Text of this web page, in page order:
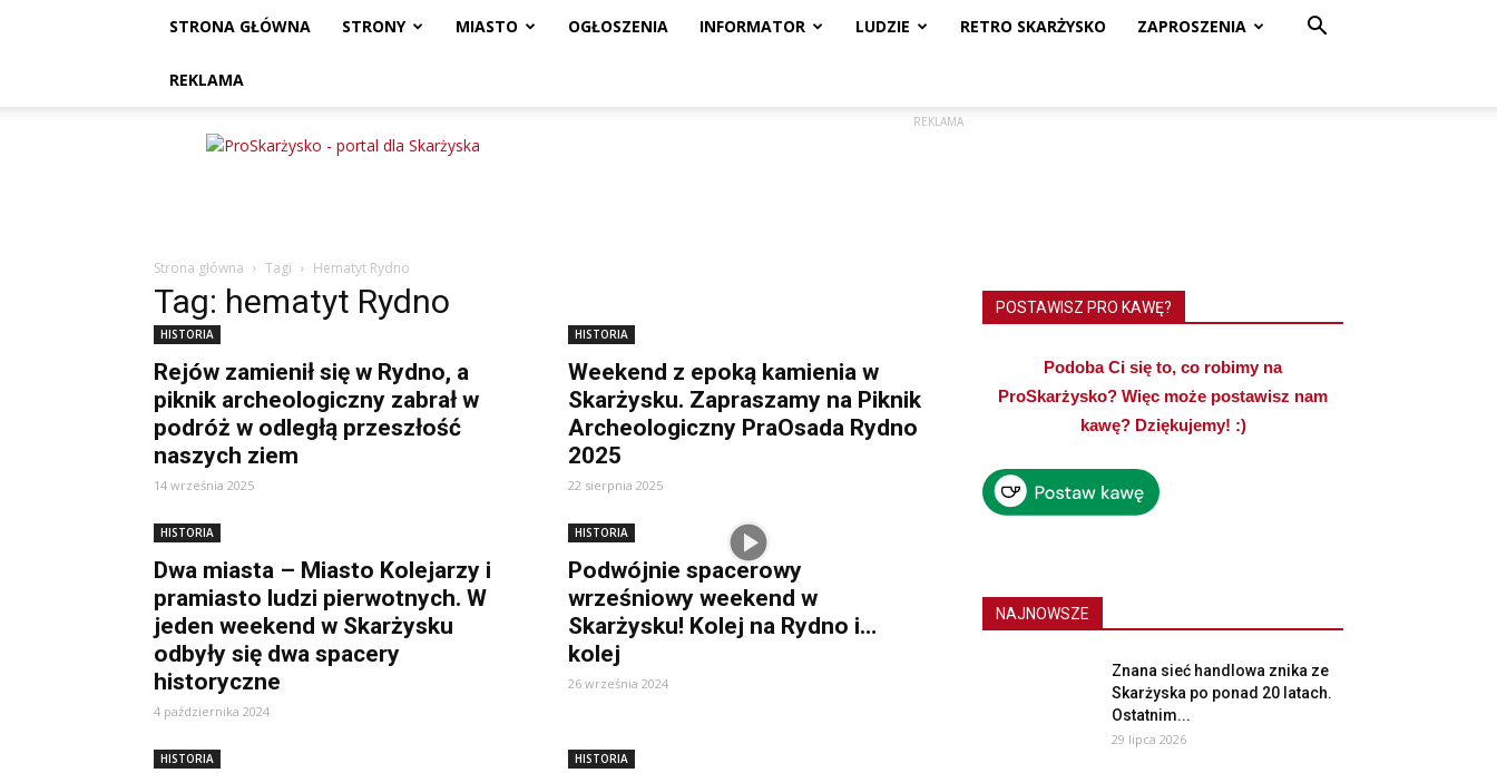
STRONA GŁÓWNA STRONY MIASTO OGŁOSZENIA INFORMATOR LUDZIE RETRO SKARŻYSKO ZAPROSZENIA
REKLAMA
ProSkarżysko
REKLAMA
Strona główna Tagi Hematyt Rydno
Tag: hematyt Rydno
HISTORIA
Rejów zamienił się w Rydno, a
piknik archeologiczny zabrał w
podróż w odległą przeszłość
naszych ziem
14 września 2025
HISTORIA
Weekend z epoką kamienia w
Skarżysku. Zapraszamy na Piknik
Archeologiczny PraOsada Rydno
2025
22 sierpnia 2025
HISTORIA
Dwa miasta – Miasto Kolejarzy i
pramiasto ludzi pierwotnych. W
jeden weekend w Skarżysku
odbyły się dwa spacery
historyczne
4 października 2024
HISTORIA
Podwójnie spacerowy
wrześniowy weekend w
Skarżysku! Kolej na Rydno i…
kolej
26 września 2024
HISTORIA HISTORIA
POSTAWISZ PRO KAWĘ?
Podoba Ci się to, co robimy na
ProSkarżysko? Więc może postawisz nam
kawę? Dziękujemy! :)
NAJNOWSZE
Znana sieć handlowa znika ze
Skarżyska po ponad 20 latach.
Ostatnim...
29 lipca 2026